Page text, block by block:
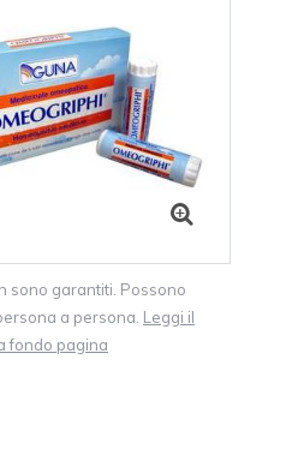
sono garantiti. Possono
a persona. Leggi il
fondo pagina